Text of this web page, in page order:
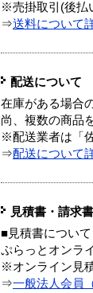
※売掛取引(後払
⇒送料について
配送について
在庫がある場合
尚、複数の商品
※配送業者は「
⇒配送について
見積書・請求
■見積書について
ぷらっとオンラ
※オンライン見
⇒一般法人会員